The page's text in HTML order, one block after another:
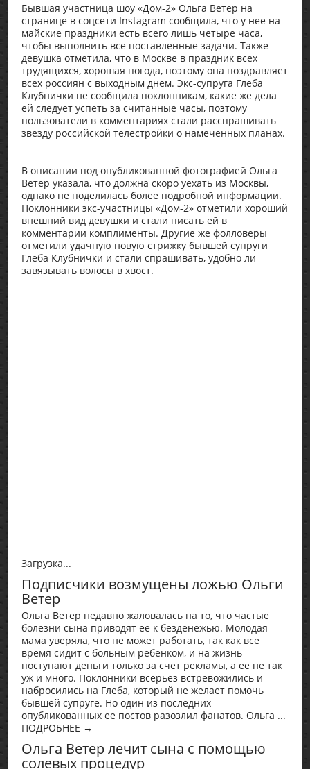
Бывшая участница шоу «Дом-2» Ольга Ветер на
странице в соцсети Instagram сообщила, что у нее на
майские праздники есть всего лишь четыре часа,
чтобы выполнить все поставленные задачи. Также
девушка отметила, что в Москве в праздник всех
трудящихся, хорошая погода, поэтому она поздравляет
всех россиян с выходным днем. Экс-супруга Глеба
Клубнички не сообщила поклонникам, какие же дела
ей следует успеть за считанные часы, поэтому
пользователи в комментариях стали расспрашивать
звезду российской телестройки о намеченных планах.
В описании под опубликованной фотографией Ольга
Ветер указала, что должна скоро уехать из Москвы,
однако не поделилась более подробной информации.
Поклонники экс-участницы «Дом-2» отметили хороший
внешний вид девушки и стали писать ей в
комментарии комплименты. Другие же фолловеры
отметили удачную новую стрижку бывшей супруги
Глеба Клубнички и стали спрашивать, удобно ли
завязывать волосы в хвост.
Загрузка...
Подписчики возмущены ложью Ольги
Ветер
Ольга Ветер недавно жаловалась на то, что частые
болезни сына приводят ее к безденежью. Молодая
мама уверяла, что не может работать, так как все
время сидит с больным ребенком, и на жизнь
поступают деньги только за счет рекламы, а ее не так
уж и много. Поклонники всерьез встревожились и
набросились на Глеба, который не желает помочь
бывшей супруге. Но один из последних
опубликованных ее постов разозлил фанатов. Ольга ...
ПОДРОБНЕЕ →
Ольга Ветер лечит сына с помощью
солевых процедур